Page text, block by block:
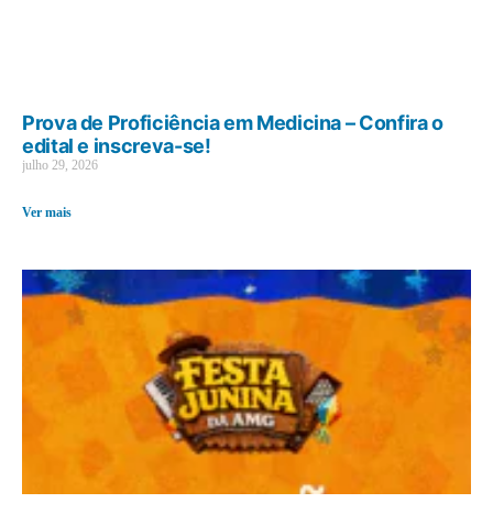
Prova de Proficiência em Medicina – Confira o
edital e inscreva-se!
julho 29, 2026
Ver mais